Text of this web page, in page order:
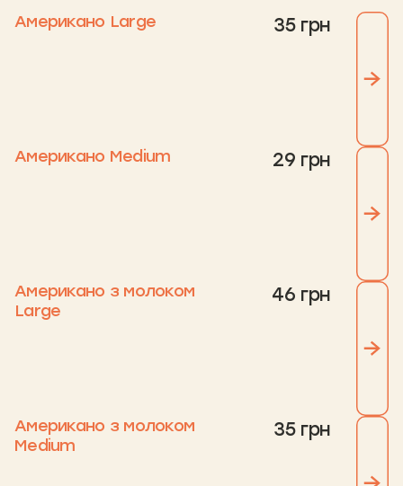
Американо Large 35 грн
Американо Medium 29 грн
Американо з молоком
Large
46 грн
Американо з молоком
Medium
35 грн